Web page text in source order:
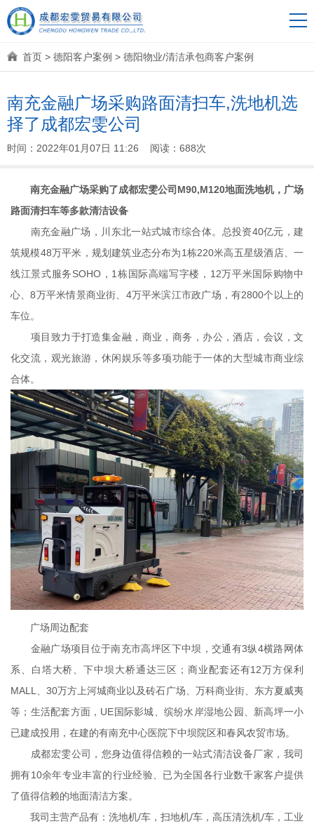
首页 > 德阳客户案例 > 德阳物业/清洁承包商客户案例
南充金融广场采购路面清扫车,洗地机选
择了成都宏雯公司
时间：2022年01月07日 11:26 阅读：688次
南充金融广场采购了成都宏雯公司M90,M120地面洗地机，广场
路面清扫车等多款清洁设备
南充金融广场，川东北一站式城市综合体。总投资40亿元，建
筑规模48万平米，规划建筑业态分布为1栋220米高五星级酒店、一
线江景式服务SOHO，1栋国际高端写字楼，12万平米国际购物中
心、8万平米情景商业街、4万平米滨江市政广场，有2800个以上的
车位。
项目致力于打造集金融，商业，商务，办公，酒店，会议，文
化交流，观光旅游，休闲娱乐等多项功能于一体的大型城市商业综
合体。
广场周边配套
金融广场项目位于南充市高坪区下中坝，交通有3纵4横路网体
系、白塔大桥、下中坝大桥通达三区；商业配套还有12万方保利
MALL、30万方上河城商业以及砖石广场、万科商业街、东方夏威夷
等；生活配套方面，UE国际影城、缤纷水岸湿地公园、新高坪一小
已建成投用，在建的有南充中心医院下中坝院区和春风农贸市场。
成都宏雯公司，您身边值得信赖的一站式清洁设备厂家，我司
拥有10余年专业丰富的行业经验、已为全国各行业数千家客户提供
了值得信赖的地面清洁方案。
我司主营产品有：洗地机/车，扫地机/车，高压清洗机/车，工业